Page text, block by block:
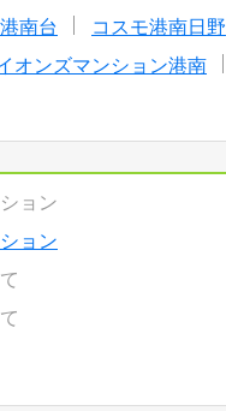
南台 コスモ港南日野
オンズマンション港南
ョン
ョン